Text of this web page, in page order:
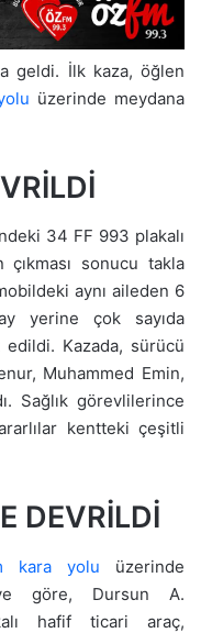
geldi. İlk kaza, öğlen
üzerinde meydana
34 FF 993 plakalı
sonucu takla
aynı aileden 6
yerine çok sayıda
Kazada, sürücü
Muhammed Emin,
Sağlık görevlilerince
kentteki çeşitli
DEVRİLDİ
kara yolu üzerinde
göre, Dursun A.
hafif ticari araç,